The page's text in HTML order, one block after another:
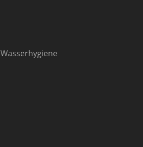
Wasserhygiene